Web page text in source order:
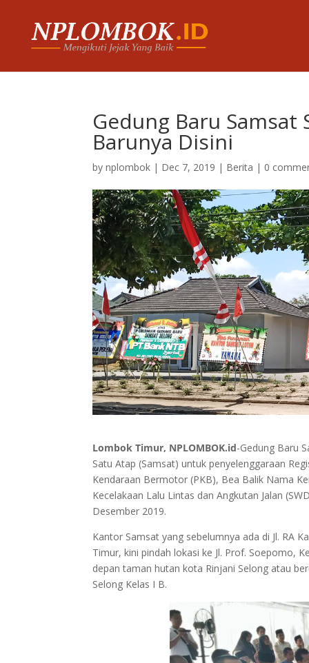
Gedung Baru
Barunya Disini
bynplombok | Dec 7, 2019 | Berita | 0
Lombok Timur, NPLOMBOK.id-Gedung Baru
Satu Atap (Samsat) untuk penyelenggaraan
Kendaraan Bermotor (PKB), Bea Balik Nama
Kecelakaan Lalu Lintas dan Angkutan Jalan
Desember 2019.
Kantor Samsat yang sebelumnya ada di Jl. RA
Timur, kini pindah lokasi ke Jl. Prof. Soepomo,
depan taman hutan kota Rinjani Selong atau
Selong Kelas I B.